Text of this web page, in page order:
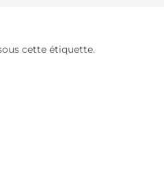
cette étiquette.